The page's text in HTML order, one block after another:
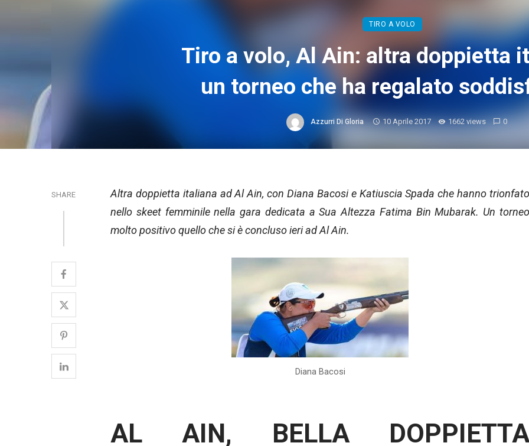
TIRO A VOLO
Tiro a volo, Al Ain: altra doppietta
un torneo che ha regalato
Azzurri Di Gloria 10 Aprile 2017 1662 views 0
SHARE
Altra doppietta italiana ad Al Ain, con Diana Bacosi e Katiuscia Spada che hanno trionfato
nello skeet femminile nella gara dedicata a Sua Altezza Fatima Bin Mubarak. Un torneo
molto positivo quello che si è concluso ieri ad Al Ain.
Diana Bacosi
AL AIN, BELLA DOPPIETTA